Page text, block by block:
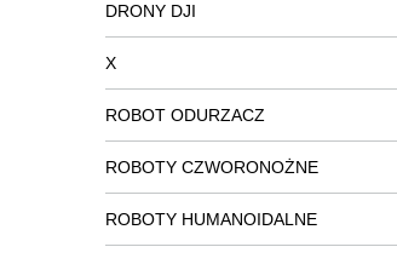
DRONY DJI
X
ROBOT ODURZACZ
ROBOTY CZWORONOŻNE
ROBOTY HUMANOIDALNE